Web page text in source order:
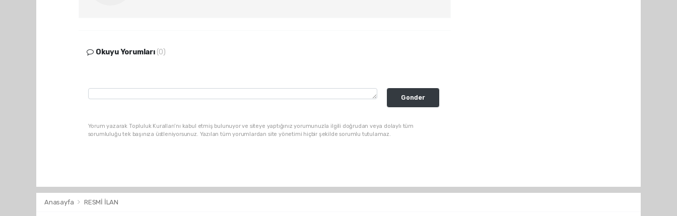
Okuyu Yorumları (0)
Gonder
Yorum yazarak Topluluk Kuralları’nı kabul etmiş bulunuyor ve siteye yaptığınız yorumunuzla ilgili doğrudan veya dolaylı tüm
sorumluluğu tek başınıza üstleniyorsunuz. Yazılan tüm yorumlardan site yönetimi hiçbir şekilde sorumlu tutulamaz.
Anasayfa RESMİ İLAN